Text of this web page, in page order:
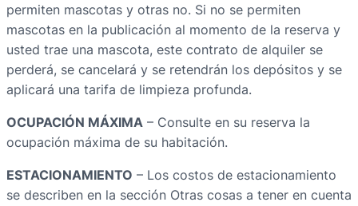
permiten mascotas y otras no. Si no se permiten
mascotas en la publicación al momento de la reserva y
usted trae una mascota, este contrato de alquiler se
perderá, se cancelará y se retendrán los depósitos y se
aplicará una tarifa de limpieza profunda.
OCUPACIÓN MÁXIMA – Consulte en su reserva la
ocupación máxima de su habitación.
ESTACIONAMIENTO – Los costos de estacionamiento
se describen en la sección Otras cosas a tener en cuenta